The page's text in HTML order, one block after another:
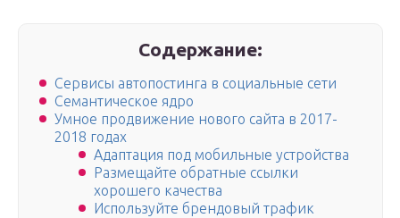
Содержание:
Сервисы автопостинга в социальные сети
Семантическое ядро
Умное продвижение нового сайта в 2017-
2018 годах
Адаптация под мобильные устройства
Размещайте обратные ссылки
хорошего качества
Используйте брендовый трафик